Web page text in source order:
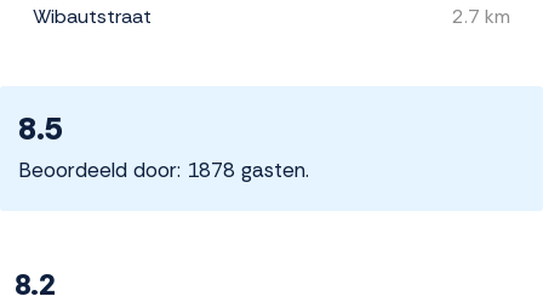
Wibautstraat
2.7 km
8.5
Beoordeeld door: 1878 gasten.
8.2